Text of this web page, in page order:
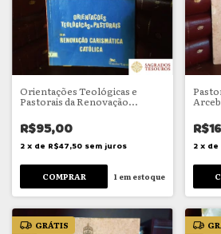
Orientações Teológicas e
Pastorais da Renovação
R$95,00
2 x de R$47,50 sem juros
1 em estoque
de
o Ano
2 x de
GRÁTIS